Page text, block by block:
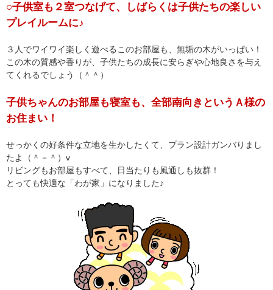
○子供室も２室つなげて、しばらくは子供たちの楽しい
プレイルームに♪
３人でワイワイ楽しく遊べるこのお部屋も、無垢の木がいっぱい！
この木の質感や香りが、子供たちの成長に安らぎや心地良さを与え
てくれるでしょう（＾＾）
子供ちゃんのお部屋も寝室も、全部南向きというＡ様の
お住まい！
せっかくの好条件な立地を生かしたくて、プラン設計ガンバりまし
たよ（＾－＾）v
リビングもお部屋もすべて、日当たりも風通しも抜群！
とっても快適な「わが家」になりました♪